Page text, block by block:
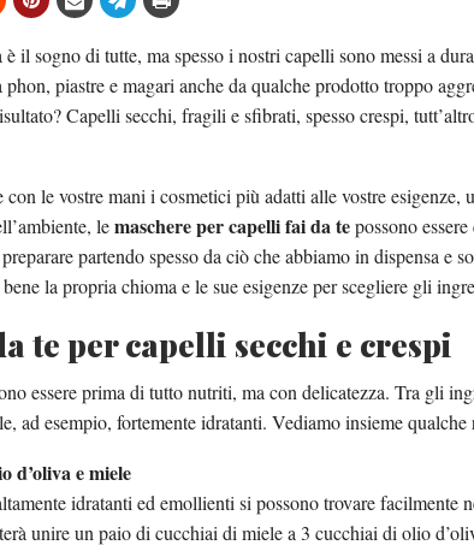
il sogno di tutte, ma spesso i nostri capelli sono messi a
piastre e magari anche da qualche prodotto troppo
Capelli secchi, fragili e sfibrati, spesso crespi,
con le vostre mani i cosmetici più adatti alle vostre
lemaschere per capelli fai da tepossono
partendo spesso da ciò che abbiamo in dispensa e
la propria chioma e le sue esigenze per scegliere gli
te per capelli secchi e crespi
essere prima di tutto nutriti, ma con delicatezza. Tra gli
ad esempio, fortemente idratanti. Vediamo insieme qualche
d’oliva e miele
idratanti ed emollienti si possono trovare facilmente
unire un paio di cucchiai di miele a 3 cucchiai di olio